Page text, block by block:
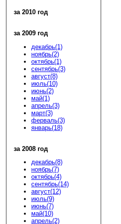
за 2010 год
за 2009 год
декабрь(1)
ноябрь(2)
октябрь(1)
сентябрь(3)
август(8)
июль(10)
июнь(2)
май(1)
апрель(3)
март(3)
ферваль(3)
январь(18)
за 2008 год
декабрь(8)
ноябрь(7)
октябрь(4)
сентябрь(14)
август(12)
июль(9)
июнь(7)
май(10)
апрель(2)